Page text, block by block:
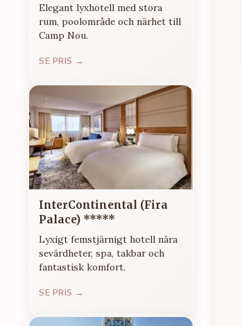
Elegant lyxhotell med stora
rum, poolområde och närhet till
Camp Nou.
SE PRIS →
InterContinental (Fira
Palace) *****
Lyxigt femstjärnigt hotell nära
sevärdheter, spa, takbar och
fantastisk komfort.
SE PRIS →